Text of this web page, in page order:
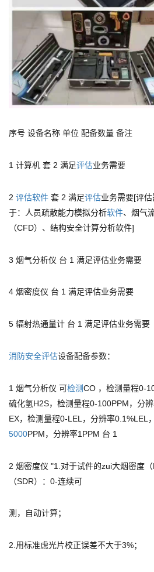
序号 设备名称 单位 配备数量 备注
1 计算机 套 2 满足评估业务需要
2 评估软件 套 2 满足评估业务需要[评估
于：人员疏散能力模拟分析软件、烟气
（CFD）、结构安全计算分析软件]
3 烟气分析仪 台 1 满足评估业务需要
4 烟密度仪 台 1 满足评估业务需要
5 辐射热通量计 台 1 满足评估业务需要
消防安全评估设备配备参数：
1 烟气分析仪 可检测CO ，检测量程0-
硫化氢H2S，检测量程0-100PPM，分
EX，检测量程0-LEL，分辨率0.1%LEL
5000PPM，分辨率1PPM 台 1
2 烟密度仪 "1.对于试件的zui大烟密度
（SDR）：0-连续可
测，自动计算；
2.用标准虑光片校正误差不大于3%；